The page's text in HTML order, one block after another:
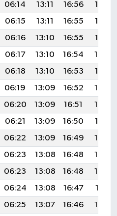
06:14 13:11 16:56
19:58
06:15 13:11 16:55
19:57
06:16 13:10 16:55
19:55
06:17 13:10 16:54
19:54
06:18 13:10 16:53
19:52
06:19 13:09 16:52
19:50
06:20 13:09 16:51
19:49
06:21 13:09 16:50
19:47
06:22 13:09 16:49
19:46
06:23 13:08 16:48
19:44
06:23 13:08 16:48
19:42
06:24 13:08 16:47
19:41
06:25 13:07 16:46
19:39